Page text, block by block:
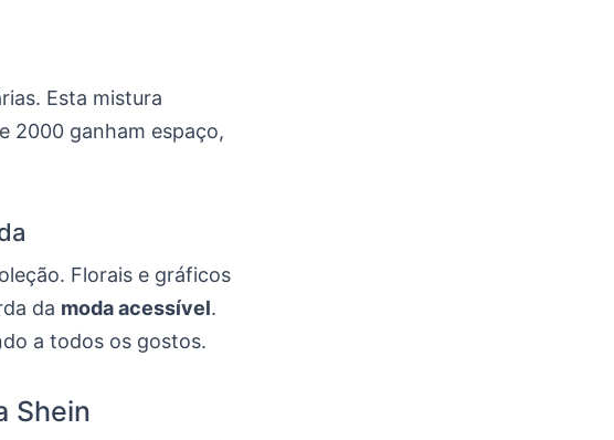
Esta mistura
2000 ganham espaço,
Florais e gráficos
da moda acessível.
a todos os gostos.
Shein